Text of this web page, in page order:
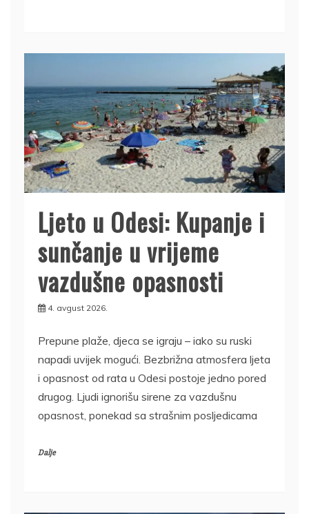
Ljeto u Odesi: Kupanje i
sunčanje u vrijeme
vazdušne opasnosti
4. avgust 2026.
Prepune plaže, djeca se igraju – iako su ruski
napadi uvijek mogući. Bezbrižna atmosfera ljeta
i opasnost od rata u Odesi postoje jedno pored
drugog. Ljudi ignorišu sirene za vazdušnu
opasnost, ponekad sa strašnim posljedicama
Dalje